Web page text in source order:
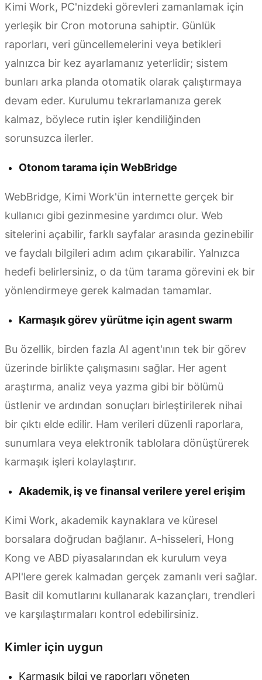
Kimi Work, PC'nizdeki görevleri zamanlamak için
yerleşik bir Cron motoruna sahiptir. Günlük
raporları, veri güncellemelerini veya betikleri
yalnızca bir kez ayarlamanız yeterlidir; sistem
bunları arka planda otomatik olarak çalıştırmaya
devam eder. Kurulumu tekrarlamanıza gerek
kalmaz, böylece rutin işler kendiliğinden
sorunsuzca ilerler.
Otonom tarama için WebBridge
WebBridge, Kimi Work'ün internette gerçek bir
kullanıcı gibi gezinmesine yardımcı olur. Web
sitelerini açabilir, farklı sayfalar arasında gezinebilir
ve faydalı bilgileri adım adım çıkarabilir. Yalnızca
hedefi belirlersiniz, o da tüm tarama görevini ek bir
yönlendirmeye gerek kalmadan tamamlar.
Karmaşık görev yürütme için agent swarm
Bu özellik, birden fazla AI agent'ının tek bir görev
üzerinde birlikte çalışmasını sağlar. Her agent
araştırma, analiz veya yazma gibi bir bölümü
üstlenir ve ardından sonuçları birleştirilerek nihai
bir çıktı elde edilir. Ham verileri düzenli raporlara,
sunumlara veya elektronik tablolara dönüştürerek
karmaşık işleri kolaylaştırır.
Akademik, iş ve finansal verilere yerel erişim
Kimi Work, akademik kaynaklara ve küresel
borsalara doğrudan bağlanır. A-hisseleri, Hong
Kong ve ABD piyasalarından ek kurulum veya
API'lere gerek kalmadan gerçek zamanlı veri sağlar.
Basit dil komutlarını kullanarak kazançları, trendleri
ve karşılaştırmaları kontrol edebilirsiniz.
Kimler için uygun
Karmaşık bilgi ve raporları yöneten